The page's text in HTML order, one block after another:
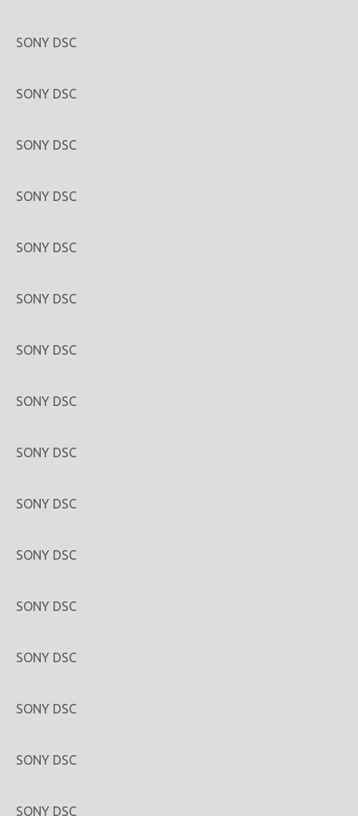
SONY DSC
SONY DSC
SONY DSC
SONY DSC
SONY DSC
SONY DSC
SONY DSC
SONY DSC
SONY DSC
SONY DSC
SONY DSC
SONY DSC
SONY DSC
SONY DSC
SONY DSC
SONY DSC